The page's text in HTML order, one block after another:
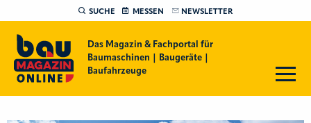
SUCHE MESSEN NEWSLETTER
Das Magazin & Fachportal für
Baumaschinen | Baugeräte |
Baufahrzeuge